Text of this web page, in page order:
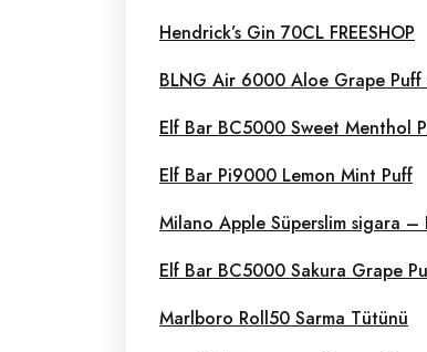
Hendrick’s Gin 70CL FREESHOP
BLNG Air 6000 Aloe Grape
Elf Bar BC5000 Sweet Menthol
Elf Bar Pi9000 Lemon Mint Puff
Milano Apple Süperslim sigara –
Elf Bar BC5000 Sakura Grape
Marlboro Roll50 Sarma Tütünü